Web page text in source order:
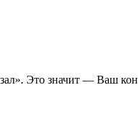
Это значит — Ваш